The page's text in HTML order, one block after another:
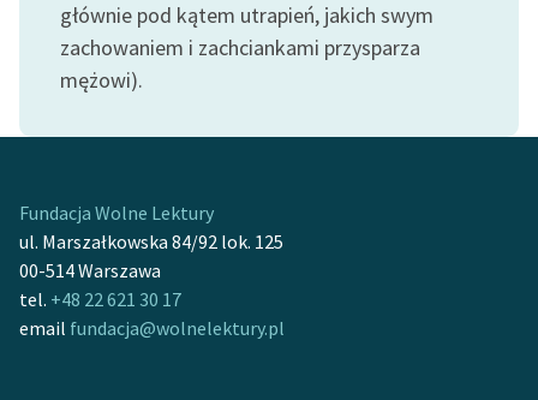
O nas
Kontakt
O projekcie
Zasady wykorzystania
Wolnych Lektur
Logotypy
głównie pod kątem utrapień, jakich swym
zachowaniem i zachciankami przysparza
mężowi).
Fundacja Wolne Lektury
ul. Marszałkowska 84/92 lok. 125
00-514 Warszawa
tel. +48 22 621 30 17
email fundacja@wolnelektury.pl